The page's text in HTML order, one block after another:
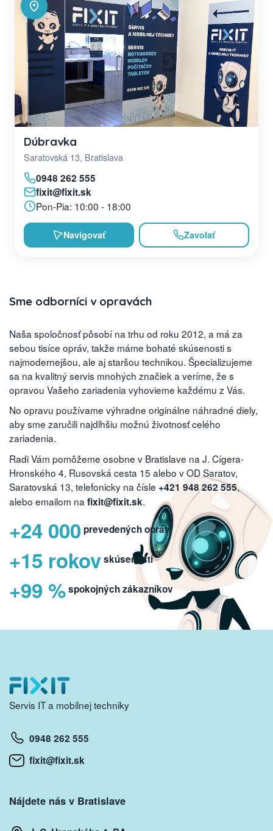
Dúbravka
Saratovská 13, Bratislava
0948 262 555
fixit@fixit.sk
Pon-Pia: 10:00 - 18:00
Navigovať Zavolať
Sme odborníci v opravách
Naša spoločnosť pôsobí na trhu od roku 2012, a má za
sebou tisíce opráv, takže máme bohaté skúsenosti s
najmodernejšou, ale aj staršou technikou. Špecializujeme
sa na kvalitný servis mnohých značiek a veríme, že s
opravou Vašeho zariadenia vyhovieme každému z Vás.
No opravu používame výhradne originálne náhradné diely,
aby sme zaručili najdlhšiu možnú životnosť celého
zariadenia.
Radi Vám pomôžeme osobne v Bratislave na J. Cígera-
Hronského 4, Rusovská cesta 15 alebo v OD Saratov,
Saratovská 13, telefonicky na čísle +421 948 262 555,
alebo emailom na fixit@fixit.sk.
+24 000 prevedených opráv
+15 rokovskúseností
+99 %spokojných zákazníkov
Servis IT a mobilnej techniky
0948 262 555
fixit@fixit.sk
Nájdete nás v Bratislave